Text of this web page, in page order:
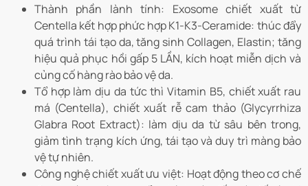
Thành phần lành tính: Exosome chiết xuất từ
Centella kết hợp phức hợp K1-K3-Ceramide: thúc đẩy
quá trình tái tạo da, tăng sinh Collagen, Elastin; tăng
hiệu quả phục hồi gấp 5 LẦN, kích hoạt miễn dịch và
củng cố hàng rào bảo vệ da.
​Tổ hợp làm dịu da tức thì Vitamin B5, chiết xuất rau
má (Centella), chiết xuất rễ cam thảo (Glycyrrhiza
Glabra Root Extract): làm dịu da từ sâu bên trong,
giảm tình trạng kích ứng, tái tạo và duy trì màng bảo
vệ tự nhiên.
Công nghệ chiết xuất ưu việt: Hoạt động theo cơ chế